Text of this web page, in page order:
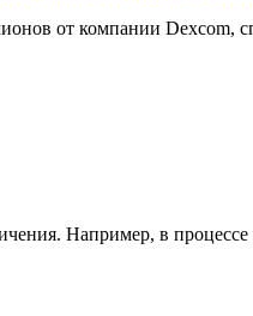
от компании Dexcom,
Например, в